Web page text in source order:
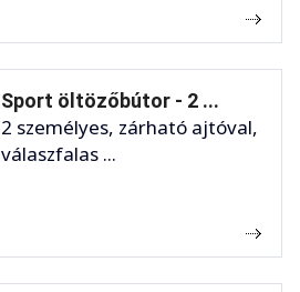
Sport öltözőbútor - 2 ...
2 személyes, zárható ajtóval,
válaszfalas ...